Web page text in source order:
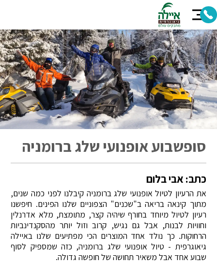
סופשבוע אופנועי שלג ברומניה
כתב: אבי בלום
את הרעיון לטיול אופנועי שלג ברומניה קיבלנו לפני כמה שנים,
מתוך קינאה בריאה ב"שכנים" הצפוניים שלנו הפינים. חיפשנו
רעיון לטיול מיוחד בחורף שיהיה קצר, מתומצת, מלא אדרנלין
וחוויות לבנות, אבל גם נגיש, קרוב וזול יותר מהסקנדינביות
הרחוקות. כך נולד אחד המוצרים הכי מפתיעים שלנו באיילה
גיאוגרפית - טיול אופנועי שלג ברומניה, כזה שמספיק לסוף
שבוע אחד אבל משאיר תחושה של חופשה גדולה.